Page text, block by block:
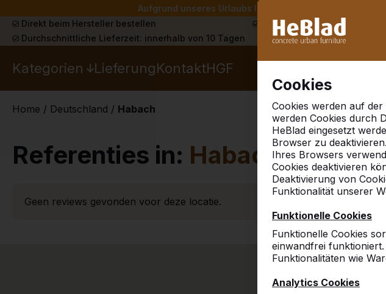
Aufgrund unseres Urlaubs liefern wir von Woche 31 bis
Cookies
Cookies werden auf
werden Cookies durch
HeBlad eingesetzt
Browser zu
Ihres Browsers
Cookies deaktivieren
Deaktivierung von
Funktionalität unserer
Funktionelle Cookies
Funktionelle Cookies
einwandfrei
Funktionalitäten wie
Analytics Cookies
Direkt beim Hersteller bestellen Schon mehr als 30.000
Durchschnittliche Lieferzeit: innerhalb von 10 Tagen
Kategorien LieferungKontaktHGF
Home / Deutschland / Habach
Referenties in: Habach
Geen reviews gevonden voor deze locatie.